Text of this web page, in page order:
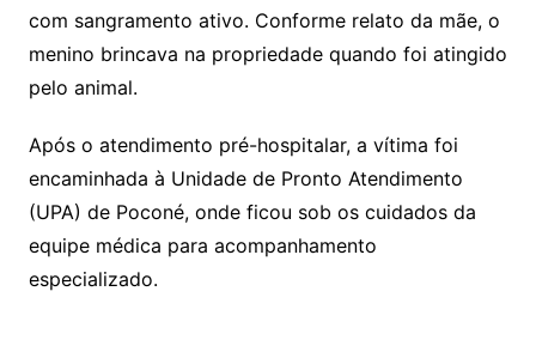
com sangramento ativo. Conforme relato da mãe, o
menino brincava na propriedade quando foi atingido
pelo animal.
Após o atendimento pré-hospitalar, a vítima foi
encaminhada à Unidade de Pronto Atendimento
(UPA) de Poconé, onde ficou sob os cuidados da
equipe médica para acompanhamento
especializado.